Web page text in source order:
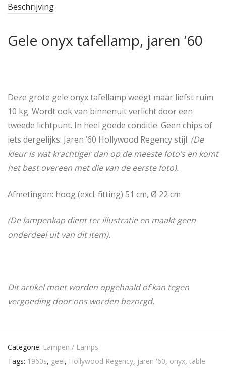
Beschrijving
Gele onyx tafellamp, jaren ’60
Deze grote gele onyx tafellamp weegt maar liefst ruim
10 kg. Wordt ook van binnenuit verlicht door een
tweede lichtpunt. In heel goede conditie. Geen chips of
iets dergelijks. Jaren ’60 Hollywood Regency stijl. (De
kleur is wat krachtiger dan op de meeste foto’s en komt
het best overeen met die van de eerste foto).
Afmetingen: hoog (excl. fitting) 51 cm, Ø 22 cm
(De lampenkap dient ter illustratie en maakt geen
onderdeel uit van dit item).
Dit artikel moet worden opgehaald of kan tegen
vergoeding door ons worden bezorgd.
Categorie: Lampen / Lamps
Tags: 1960s, geel, Hollywood Regency, jaren '60, onyx, table